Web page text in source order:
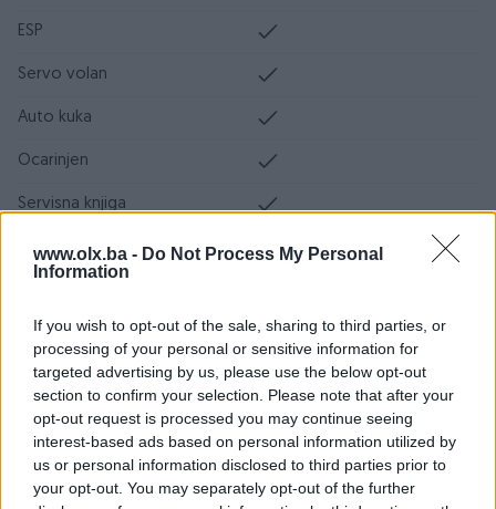
www.olx.ba - Do Not Process My Personal
Information
If you wish to opt-out of the sale, sharing to third parties, or
processing of your personal or sensitive information for
targeted advertising by us, please use the below opt-out
section to confirm your selection. Please note that after your
opt-out request is processed you may continue seeing
interest-based ads based on personal information utilized by
us or personal information disclosed to third parties prior to
your opt-out. You may separately opt-out of the further
ESP
Servo volan
Auto kuka
Ocarinjen
Servisna knjiga
Datum objave 27.05.2024
Klimatizacija Dvozonska
Muzika/ozvučenje DVD MP3 plus LCD display
Parking senzori Nazad
Parking kamera